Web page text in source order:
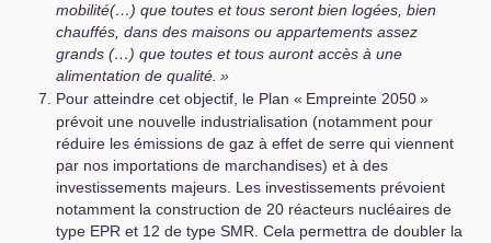
mobilité(…) que toutes et tous seront bien logées, bien
chauffés, dans des maisons ou appartements assez
grands (…) que toutes et tous auront accès à une
alimentation de qualité. »
Pour atteindre cet objectif, le Plan « Empreinte 2050»
prévoit une nouvelle industrialisation (notamment pour
réduire les émissions de gaz à effet de serre qui viennent
par nos importations de marchandises) et à des
investissements majeurs. Les investissements prévoient
notamment la construction de 20 réacteurs nucléaires de
type EPR et 12 de type SMR . Cela permettra de doubler la